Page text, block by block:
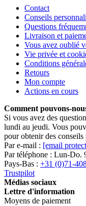
Contact
Conseils
Questions
Livraison et
Vous avez oublié
Vie privée et
Conditions
Retours
Mon compte
Actions en cours
Comment pouvons-
Si vous avez des
lundi au jeudi. Vous
pour obtenir des conseils
Par e-mail : [email
Par téléphone : Lun-Do.
Pays-Bas : +31 (0)71-
Trustpilot
Médias sociaux
Lettre d'information
Moyens de paiement